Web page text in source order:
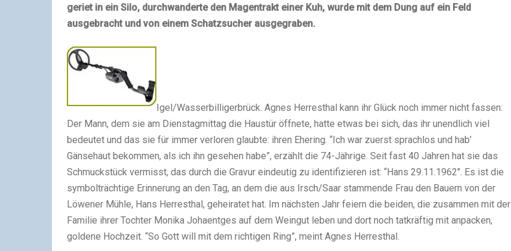
geriet in ein Silo, durchwanderte den Magentrakt einer Kuh, wurde mit dem Dung auf ein Feld
ausgebracht und von einem Schatzsucher ausgegraben.
Igel/Wasserbilligerbrück. Agnes Herresthal kann ihr Glück noch immer nicht fassen:
Der Mann, dem sie am Dienstagmittag die Haustür öffnete, hatte etwas bei sich, das ihr unendlich viel
bedeutet und das sie für immer verloren glaubte: ihren Ehering. “Ich war zuerst sprachlos und hab’
Gänsehaut bekommen, als ich ihn gesehen habe”, erzählt die 74-Jährige. Seit fast 40 Jahren hat sie das
Schmuckstück vermisst, das durch die Gravur eindeutig zu identifizieren ist: “Hans 29.11.1962″. Es ist die
symbolträchtige Erinnerung an den Tag, an dem die aus Irsch/Saar stammende Frau den Bauern von der
Löwener Mühle, Hans Herresthal, geheiratet hat. Im nächsten Jahr feiern die beiden, die zusammen mit der
Familie ihrer Tochter Monika Johaentges auf dem Weingut leben und dort noch tatkräftig mit anpacken,
goldene Hochzeit. “So Gott will mit dem richtigen Ring”, meint Agnes Herresthal.